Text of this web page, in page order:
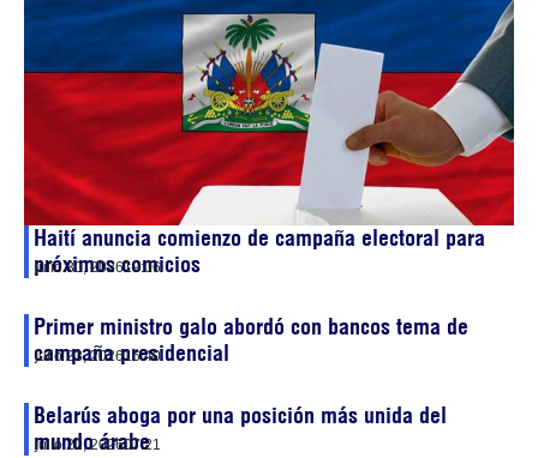
Haití anuncia comienzo de campaña electoral para
próximos comicios
julio 30, 202619:06
Primer ministro galo abordó con bancos tema de
campaña presidencial
julio 23, 202616:40
Belarús aboga por una posición más unida del
mundo árabe
julio 20, 202607:21